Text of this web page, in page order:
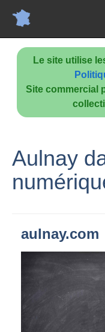
Le site utilise
Site commercial
Aulnay
aulnay.com